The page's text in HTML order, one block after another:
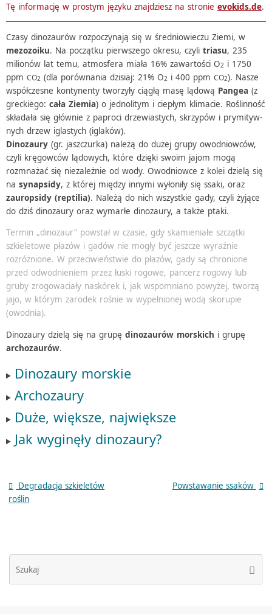
Tę infor­ma­cję w prostym języku znaj­dziesz na stro­nie evokids.de.
Czasy dino­zau­rów rozpo­czy­nają się w średnio­wie­czu Ziemi, w
mezo­zo­iku. Na początku pierw­szego okresu, czyli triasu, 235
milio­nów lat temu, atmos­fera miała 16% zawar­to­ści O2 i 1750
ppm CO2 (dla porów­na­nia dzisiaj: 21% O2 i 400 ppm CO2). Nasze
współ­cze­sne konty­nenty tworzyły ciągłą masę lądową Pangea (z
grec­kiego: cała Ziemia) o jedno­li­tym i ciepłym klima­cie. Roślin­ność
skła­dała się głów­nie z paproci drze­wia­stych, skrzy­pów i prymi­tyw­
nych drzew igla­stych (igla­ków).
Dino­zaury (gr. jasz­czurka) należą do dużej grupy owodniow­ców,
czyli kręgow­ców lądo­wych, które dzięki swoim jajom mogą
rozmna­żać się nieza­leż­nie od wody. Owodniowce z kolei dzielą się
na synap­sidy, z której między innymi wyło­niły się ssaki, oraz
zaurop­sidy (repti­lia). Należą do nich wszyst­kie gady, czyli żyjące
do dziś dino­zaury oraz wymarłe dino­zaury, a także ptaki.
Termin „dino­zaur” powstał w czasie, gdy skamie­niałe szczątki
szkie­le­towe płazów i gadów nie mogły być jesz­cze wyraź­nie
rozróż­nione. W prze­ci­wień­stwie do płazów, gady są chro­nione
przed odwod­nie­niem przez łuski rogowe, pancerz rogowy lub
gruby zrogo­wa­ciały naskó­rek i, jak wspo­mniano powy­żej, tworzą
jajo, w którym zaro­dek rośnie w wypeł­nio­nej wodą skoru­pie
(owod­nia).
Dino­zaury dzielą się na grupę dino­zau­rów morskich i grupę
archo­zau­rów.
Dino­zaury morskie
Archo­zaury
Duże, więk­sze, największe
Jak wygi­nęły dinozaury?
Degradacja szkieletów
roślin
Powstawanie ssaków